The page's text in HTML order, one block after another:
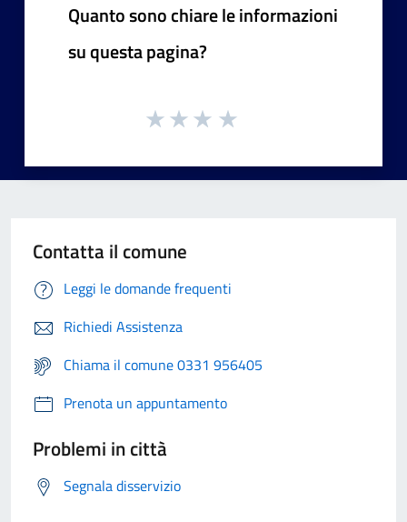
Quanto sono chiare le informazioni
su questa pagina?
Contatta il comune
Leggi le domande frequenti
Richiedi Assistenza
Chiama il comune 0331 956405
Prenota un appuntamento
Problemi in città
Segnala disservizio